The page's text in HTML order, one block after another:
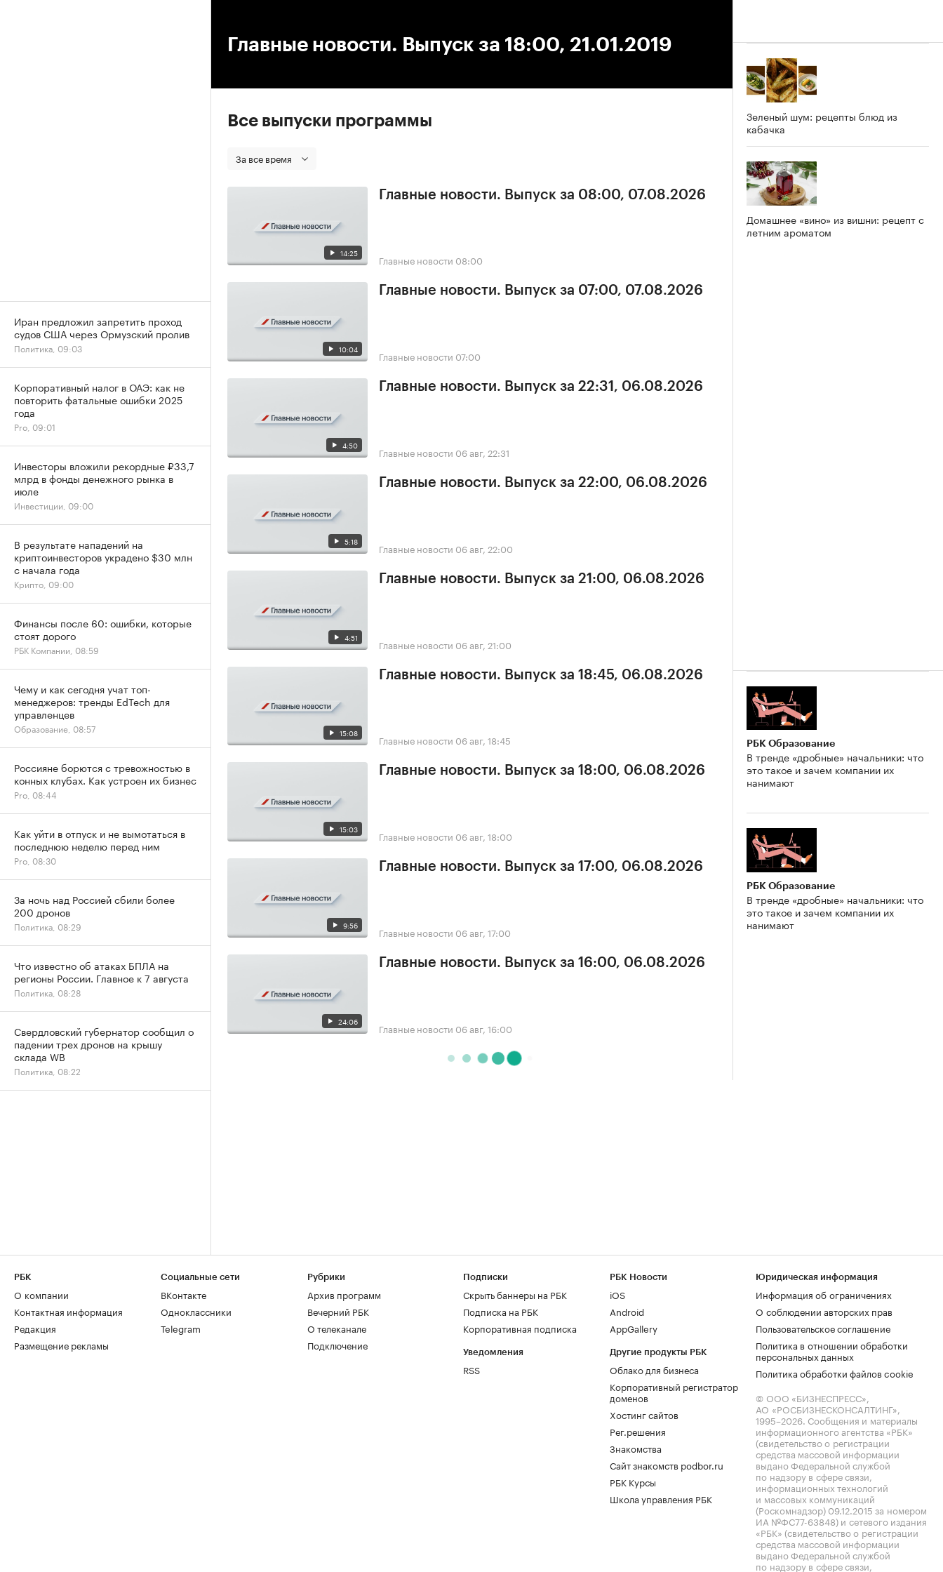
Главные новости. Выпуск за 18:00, 21.01.2019
Все выпуски программы
За все время
14:25
Главные новости. Выпуск за 08:00, 07.08.2026
Главные новости 08:00
10:04
Главные новости. Выпуск за 07:00, 07.08.2026
Главные новости 07:00
4:50
Главные новости. Выпуск за 22:31, 06.08.2026
Главные новости 06 авг, 22:31
5:18
Главные новости. Выпуск за 22:00, 06.08.2026
Главные новости 06 авг, 22:00
4:51
Главные новости. Выпуск за 21:00, 06.08.2026
Главные новости 06 авг, 21:00
15:08
Главные новости. Выпуск за 18:45, 06.08.2026
Главные новости 06 авг, 18:45
15:03
Главные новости. Выпуск за 18:00, 06.08.2026
Главные новости 06 авг, 18:00
9:56
Главные новости. Выпуск за 17:00, 06.08.2026
Главные новости 06 авг, 17:00
24:06
Главные новости. Выпуск за 16:00, 06.08.2026
Главные новости 06 авг, 16:00
Зеленый шум: рецепты блюд из
кабачка
Домашнее «вино» из вишни: рецепт с
летним ароматом
РБК Образование
В тренде «дробные» начальники: что
это такое и зачем компании их
нанимают
РБК Образование
В тренде «дробные» начальники: что
это такое и зачем компании их
нанимают
Иран предложил запретить проход
судов США через Ормузский пролив
Политика, 09:03
Корпоративный налог в ОАЭ: как не
повторить фатальные ошибки 2025
года
Pro, 09:01
Инвесторы вложили рекордные ₽33,7
млрд в фонды денежного рынка в
июле
Инвестиции, 09:00
В результате нападений на
криптоинвесторов украдено $30 млн
с начала года
Крипто, 09:00
Финансы после 60: ошибки, которые
стоят дорого
РБК Компании, 08:59
Чему и как сегодня учат топ-
менеджеров: тренды EdTech для
управленцев
Образование, 08:57
Россияне борются с тревожностью в
конных клубах. Как устроен их бизнес
Pro, 08:44
Как уйти в отпуск и не вымотаться в
последнюю неделю перед ним
Pro, 08:30
За ночь над Россией сбили более
200 дронов
Политика, 08:29
Что известно об атаках БПЛА на
регионы России. Главное к 7 августа
Политика, 08:28
Свердловский губернатор сообщил о
падении трех дронов на крышу
склада WB
Политика, 08:22
РБК
О компании
Контактная информация
Редакция
Размещение рекламы
Социальные сети
ВКонтакте
Одноклассники
Telegram
Рубрики
Архив программ
Вечерний РБК
О телеканале
Подключение
Подписки
Скрыть баннеры на РБК
Подписка на РБК
Корпоративная подписка
Уведомления
RSS
РБК Новости
iOS
Android
AppGallery
Другие продукты РБК
Облако для бизнеса
Корпоративный регистратор
доменов
Хостинг сайтов
Рег.решения
Знакомства
Сайт знакомств podbor.ru
РБК Курсы
Школа управления РБК
Юридическая информация
Информация об ограничениях
О соблюдении авторских прав
Пользовательское соглашение
Политика в отношении обработки
персональных данных
Политика обработки файлов cookie
© ООО «БИЗНЕСПРЕСС»,
АО «РОСБИЗНЕСКОНСАЛТИНГ»,
1995–2026. Сообщения и материалы
информационного агентства «РБК»
(свидетельство о регистрации
средства массовой информации
выдано Федеральной службой
по надзору в сфере связи,
информационных технологий
и массовых коммуникаций
(Роскомнадзор) 09.12.2015 за номером
ИА №ФС77-63848) и сетевого издания
«РБК» (свидетельство о регистрации
средства массовой информации
выдано Федеральной службой
по надзору в сфере связи,